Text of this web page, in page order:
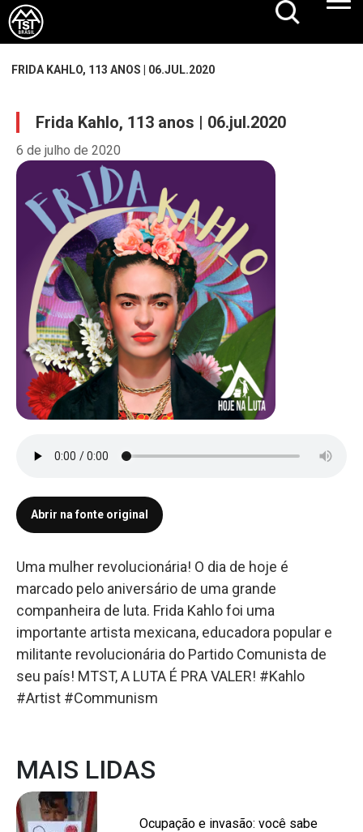
FRIDA KAHLO, 113 ANOS | 06.JUL.2020
Frida Kahlo, 113 anos | 06.jul.2020
6 de julho de 2020
Abrir na fonte original
Uma mulher revolucionária! O dia de hoje é
marcado pelo aniversário de uma grande
companheira de luta. Frida Kahlo foi uma
importante artista mexicana, educadora popular e
militante revolucionária do Partido Comunista de
seu país! MTST, A LUTA É PRA VALER! #Kahlo
#Artist #Communism
MAIS LIDAS
Ocupação e invasão: você sabe